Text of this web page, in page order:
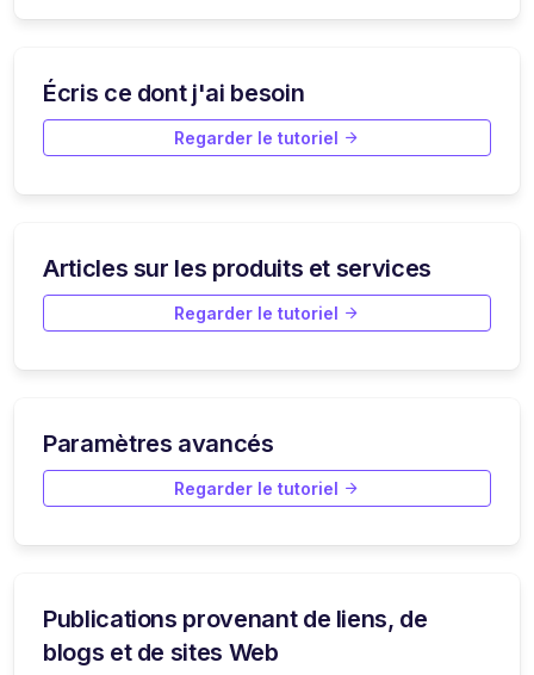
Écris ce dont j'ai besoin
Regarder le tutoriel
Articles sur les produits et services
Regarder le tutoriel
Paramètres avancés
Regarder le tutoriel
Publications provenant de liens, de
blogs et de sites Web